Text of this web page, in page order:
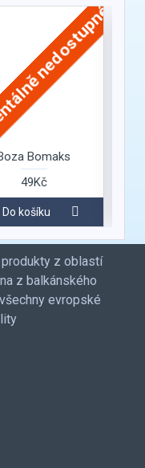
nedostupné
Bomaks
49Kč
Do košíku
z oblastí
z balkánského
evropské